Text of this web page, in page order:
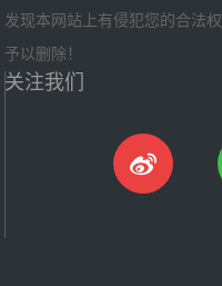
发现本网站上有侵犯您的合法
予以删除！
关注我们